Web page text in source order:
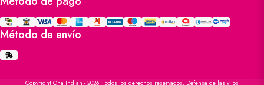
Método de envío
Copyright Ona Indian - 2026. Todos los derechos reservados. Defensa de las y los